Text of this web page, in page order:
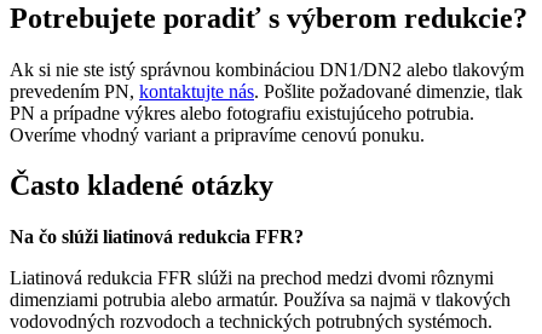
Potrebujete poradiť s výberom redukcie?
Ak si nie ste istý správnou kombináciou DN1/DN2 alebo tlakovým
prevedením PN, kontaktujte nás. Pošlite požadované dimenzie, tlak
PN a prípadne výkres alebo fotografiu existujúceho potrubia.
Overíme vhodný variant a pripravíme cenovú ponuku.
Často kladené otázky
Na čo slúži liatinová redukcia FFR?
Liatinová redukcia FFR slúži na prechod medzi dvomi rôznymi
dimenziami potrubia alebo armatúr. Používa sa najmä v tlakových
vodovodných rozvodoch a technických potrubných systémoch.